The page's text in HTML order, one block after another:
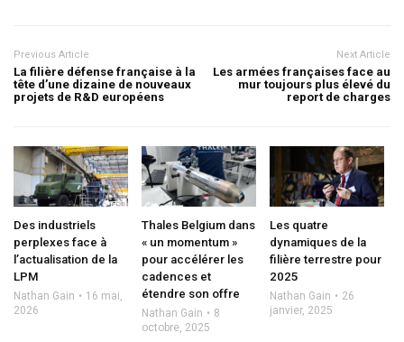
Previous Article
La filière défense française à la
tête d’une dizaine de nouveaux
projets de R&D européens
Next Article
Les armées françaises face au
mur toujours plus élevé du
report de charges
Des industriels
perplexes face à
l’actualisation de la
LPM
Nathan Gain
16 mai,
2026
Thales Belgium dans
« un momentum »
pour accélérer les
cadences et
étendre son offre
Nathan Gain
8
octobre, 2025
Les quatre
dynamiques de la
filière terrestre pour
2025
Nathan Gain
26
janvier, 2025